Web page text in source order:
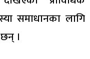
समाधानका लागि
।